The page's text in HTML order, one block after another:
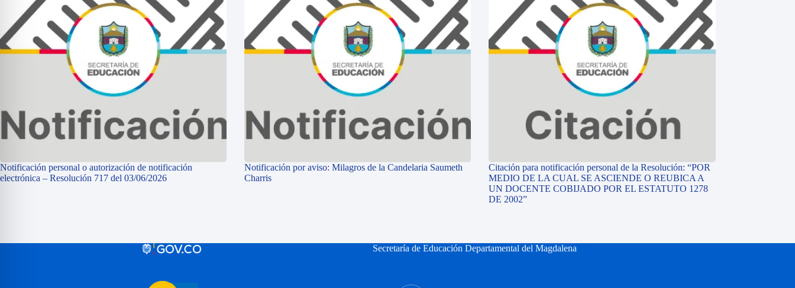
Notificación personal o autorización de notificación
electrónica – Resolución 717 del 03/06/2026
Notificación por aviso: Milagros de la Candelaria Saumeth
Charris
Citación para notificación personal de la Resolución: “POR
MEDIO DE LA CUAL SE ASCIENDE O REUBICA A
UN DOCENTE COBIJADO POR EL ESTATUTO 1278
DE 2002”
Secretaría de Educación Departamental del Magdalena